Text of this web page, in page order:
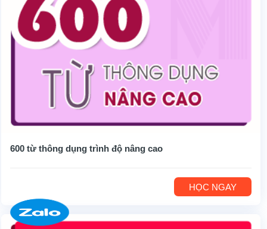
600 từ thông dụng trình độ nâng cao
HỌC NGAY